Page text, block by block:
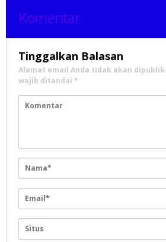
Komentar
Tinggalkan Balasan
Alamat email Anda tidak akan
wajib ditandai *